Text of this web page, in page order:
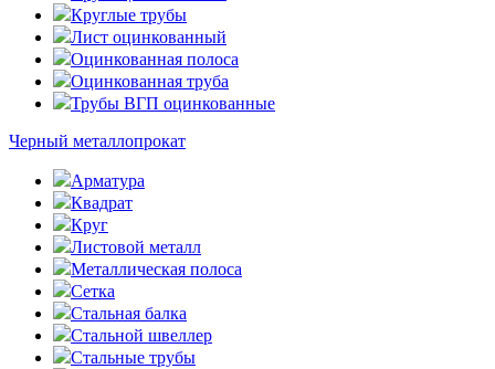
Круглые трубы
Лист оцинкованный
Оцинкованная полоса
Оцинкованная труба
Трубы ВГП оцинкованные
Черный металлопрокат
Арматура
Квадрат
Круг
Листовой металл
Металлическая полоса
Сетка
Стальная балка
Стальной швеллер
Стальные трубы